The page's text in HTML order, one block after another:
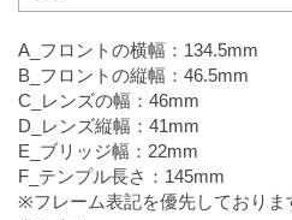
A_フロントの横幅：134.5mm
B_フロントの縦幅：46.5mm
C_レンズの幅：46mm
D_レンズ縦幅：41mm
E_ブリッジ幅：22mm
F_テンプル長さ：145mm
※フレーム表記を優先しており